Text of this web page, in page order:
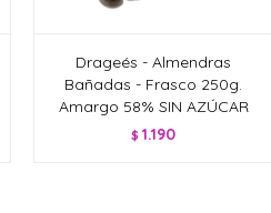
Drageés - Almendras
Bañadas - Frasco 250g.
Amargo 58% SIN AZÚCAR
$ 1.190